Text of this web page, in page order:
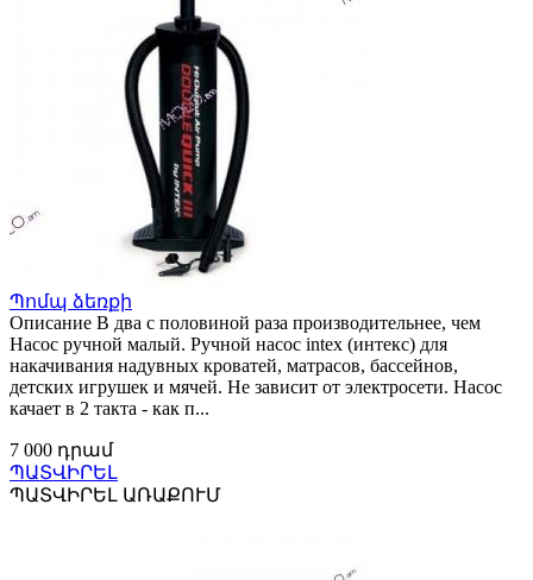
Պոմպ ձեռքի
Описание В два с половиной раза производительнее, чем
Насос ручной малый. Ручной насос intex (интекс) для
накачивания надувных кроватей, матрасов, бассейнов,
детских игрушек и мячей. Не зависит от электросети. Насос
качает в 2 такта - как п...
7 000 դրամ
ՊԱՏՎԻՐԵԼ
ՊԱՏՎԻՐԵԼ ԱՌԱՔՈՒՄ